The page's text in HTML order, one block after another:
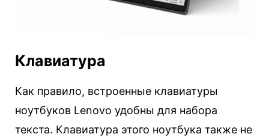
Клавиатура
Как правило, встроенные клавиатуры
ноутбуков Lenovo удобны для набора
текста. Клавиатура этого ноутбука также не